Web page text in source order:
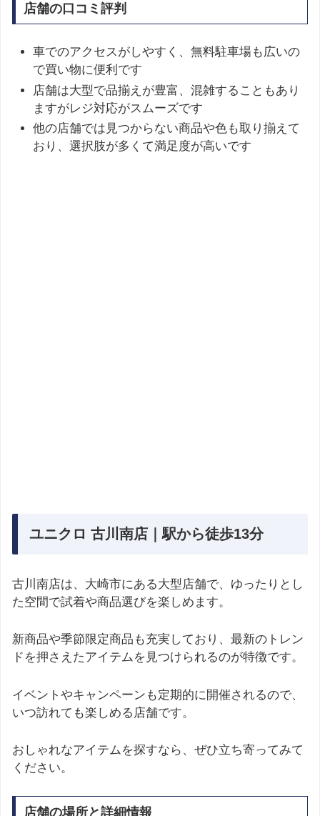
店舗の口コミ評判
車でのアクセスがしやすく、無料駐車場も広いの
で買い物に便利です
店舗は大型で品揃えが豊富、混雑することもあり
ますがレジ対応がスムーズです
他の店舗では見つからない商品や色も取り揃えて
おり、選択肢が多くて満足度が高いです
ユニクロ 古川南店｜駅から徒歩13分
古川南店は、大崎市にある大型店舗で、ゆったりとし
た空間で試着や商品選びを楽しめます。
新商品や季節限定商品も充実しており、最新のトレン
ドを押さえたアイテムを見つけられるのが特徴です。
イベントやキャンペーンも定期的に開催されるので、
いつ訪れても楽しめる店舗です。
おしゃれなアイテムを探すなら、ぜひ立ち寄ってみて
ください。
店舗の場所と詳細情報